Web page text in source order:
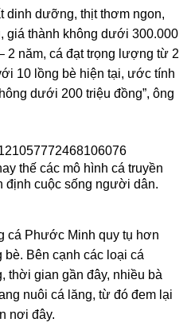
dinh dưỡng, thịt thơm ngon,
thành không dưới 300.000
2 năm, cá đạt trọng lượng từ 2
10 lồng bè hiện tại, ước tính
dưới 200 triệu đồng”, ông
thế các mô hình cá truyền
định cuộc sống người dân.
cá Phước Minh quy tụ hơn
bè. Bên cạnh các loại cá
thời gian gần đây, nhiều bà
nuôi cá lăng, từ đó đem lại
nơi đây.